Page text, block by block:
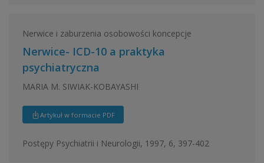
Nerwice i zaburzenia osobowości koncepcje
Nerwice- ICD-10 a praktyka
psychiatryczna
MARIA M. SIWIAK-KOBAYASHI
Artykuł w formacie PDF
Postępy Psychiatrii i Neurologii, 1997, 6, 397-402